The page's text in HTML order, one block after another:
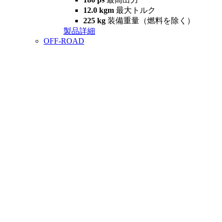
12.0 kgm 最大トルク
225 kg 装備重量（燃料を除く）
製品詳細
OFF-ROAD